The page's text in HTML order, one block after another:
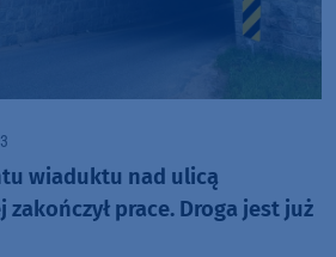
wiaduktu nad ulicą
prace. Droga jest już